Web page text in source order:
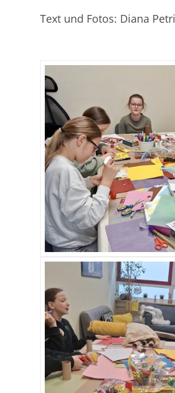
Text und Fotos: Diana Petri